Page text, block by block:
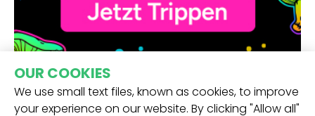
OUR COOKIES
We use small text files, known as cookies, to improve
your experience on our website. By clicking "Allow all"